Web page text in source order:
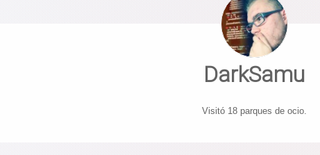
DarkSamu
Visitó 18 parques de ocio.